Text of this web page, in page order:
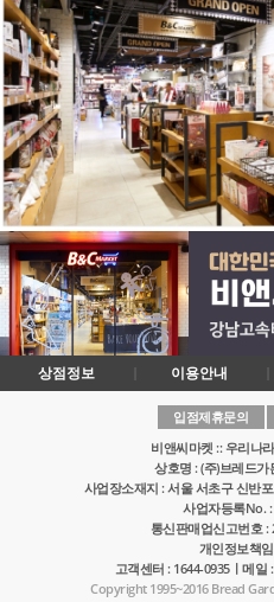
상점정보 이용안내
입점제휴문의
비앤씨마켓 :: 우리나
상호명 : (주)브레드
사업장소재지 : 서울 서초구 신반
사업자등록No. :
통신판매업신고번호 :
개인정보책
고객센터 : 1644-0935ㅣ메
Copyright 1995~2016 Bread